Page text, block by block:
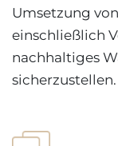
Umsetzung
einschließlich
nachhaltiges
sicherzustellen.